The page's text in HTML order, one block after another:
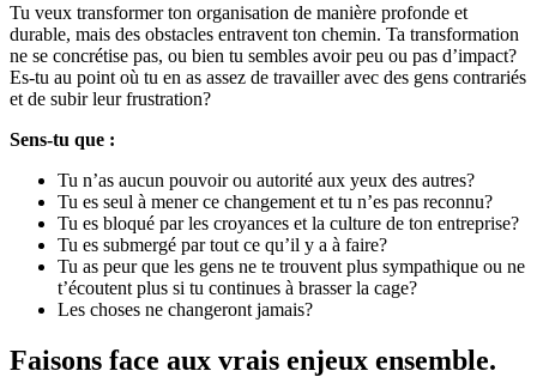
Tu veux transformer ton organisation de manière profonde et
durable, mais des obstacles entravent ton chemin. Ta transformation
ne se concrétise pas, ou bien tu sembles avoir peu ou pas d’impact?
Es-tu au point où tu en as assez de travailler avec des gens contrariés
et de subir leur frustration?
Sens-tu que :
Tu n’as aucun pouvoir ou autorité aux yeux des autres?
Tu es seul à mener ce changement et tu n’es pas reconnu?
Tu es bloqué par les croyances et la culture de ton entreprise?
Tu es submergé par tout ce qu’il y a à faire?
Tu as peur que les gens ne te trouvent plus sympathique ou ne
t’écoutent plus si tu continues à brasser la cage?
Les choses ne changeront jamais?
Faisons face aux vrais enjeux ensemble.